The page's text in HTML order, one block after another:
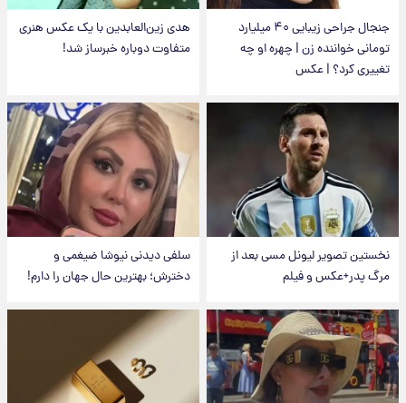
جنجال جراحی زیبایی ۴۰ میلیارد
تومانی خواننده زن | چهره او چه
تغییری کرد؟ | عکس
هدی زین‌العابدین با یک عکس هنری
متفاوت دوباره خبرساز شد!
نخستین تصویر لیونل مسی بعد از
مرگ پدر+عکس و فیلم
سلفی دیدنی نیوشا ضیغمی و
دخترش؛ بهترین حال جهان را دارم!